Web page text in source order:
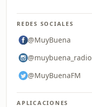
REDES SOCIALES
@MuyBuena
@muybuena_radio
@MuyBuenaFM
APLICACIONES